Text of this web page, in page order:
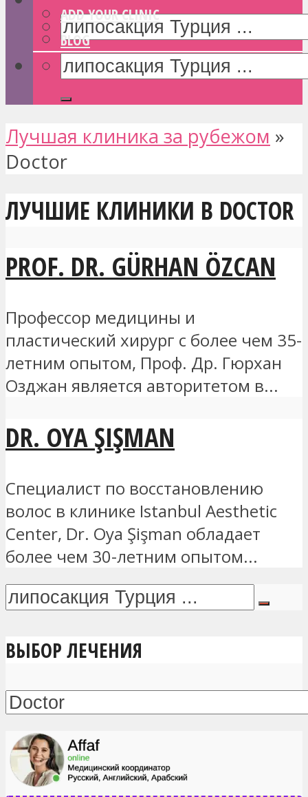
ADD YOUR CLINIC
BLOG
Лучшая клиника за рубежом »
Doctor
ЛУЧШИЕ КЛИНИКИ В DOCTOR
PROF. DR. GÜRHAN ÖZCAN
Профессор медицины и
пластический хирург с более чем 35-
летним опытом, Проф. Др. Гюрхан
Озджан является авторитетом в...
DR. OYA ŞIŞMAN
Специалист по восстановлению
волос в клинике Istanbul Aesthetic
Center, Dr. Oya Şişman обладает
более чем 30-летним опытом...
ВЫБОР ЛЕЧЕНИЯ